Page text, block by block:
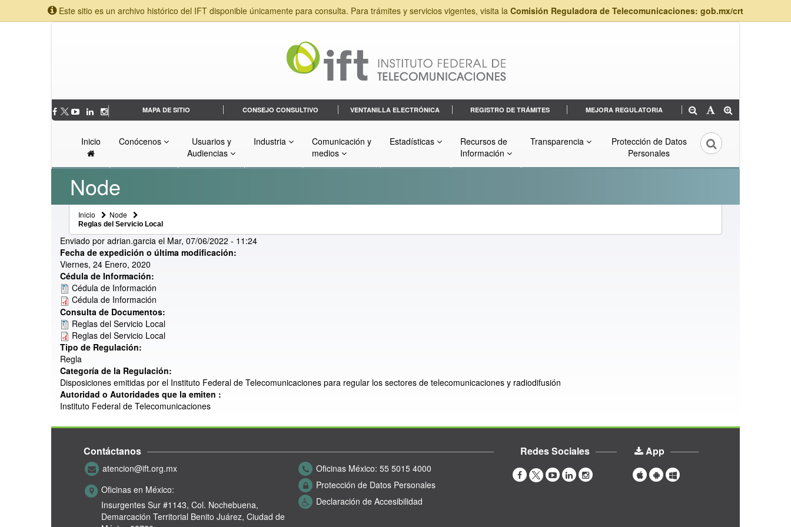
Este sitio es un archivo histórico del IFT disponible únicamente para consulta. Para trámites y servicios vigentes, visita la Comisión Reguladora de Telecomunicaciones: gob.mx/crt
MAPA DE SITIO CONSEJO CONSULTIVO VENTANILLA ELECTRÓNICA REGISTRO DE TRÁMITES MEJORA REGULATORIA
Inicio Conócenos
Usuarios y
Audiencias
Industria
Comunicación y
medios
Estadísticas
Recursos de
Información
Transparencia
Protección de Datos
Personales
Node
Inicio Node
Reglas del Servicio Local
Enviado por adrian.garcia el Mar, 07/06/2022 - 11:24
Fecha de expedición o última modificación:
Viernes, 24 Enero, 2020
Cédula de Información:
Cédula de Información
Cédula de Información
Consulta de Documentos:
Reglas del Servicio Local
Reglas del Servicio Local
Tipo de Regulación:
Regla
Categoría de la Regulación:
Disposiciones emitidas por el Instituto Federal de Telecomunicaciones para regular los sectores de telecomunicaciones y radiodifusión
Autoridad o Autoridades que la emiten :
Instituto Federal de Telecomunicaciones
Contáctanos
atencion@ift.org.mx
Oficinas en México:
Insurgentes Sur #1143, Col. Nochebuena,
Demarcación Territorial Benito Juárez, Ciudad de
Oficinas México: 55 5015 4000
Protección de Datos Personales
Declaración de Accesibilidad
Redes Sociales App